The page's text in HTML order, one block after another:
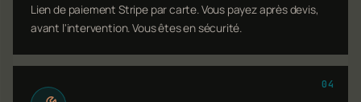
Lien de paiement Stripe par carte. Vous payez après devis,
avant l'intervention. Vous êtes en sécurité.
04